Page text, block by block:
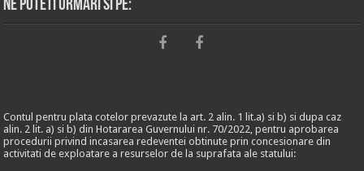
Ne puteti urmari si pe:
Contul pentru plata cotelor prevazute la art. 2 alin. 1 lit.a) si b) si dupa caz
alin. 2 lit. a) si b) din Hotararea Guvernului nr. 70/2022, pentru aprobarea
procedurii privind incasarea redeventei obtinute prin concesionare din
activitati de exploatare a resurselor de la suprafata ale statului: